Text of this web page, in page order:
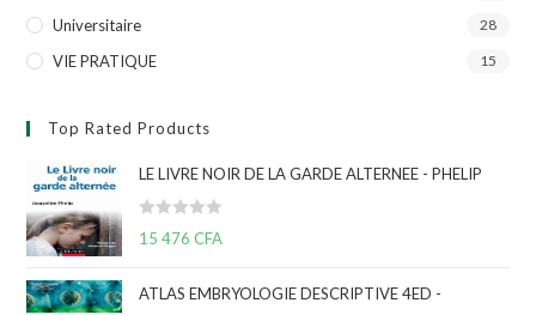
Universitaire 28
VIE PRATIQUE 15
Top Rated Products
LE LIVRE NOIR DE LA GARDE ALTERNEE - PHELIP
N
15 476CFA
ATLAS EMBRYOLOGIE DESCRIPTIVE 4ED -